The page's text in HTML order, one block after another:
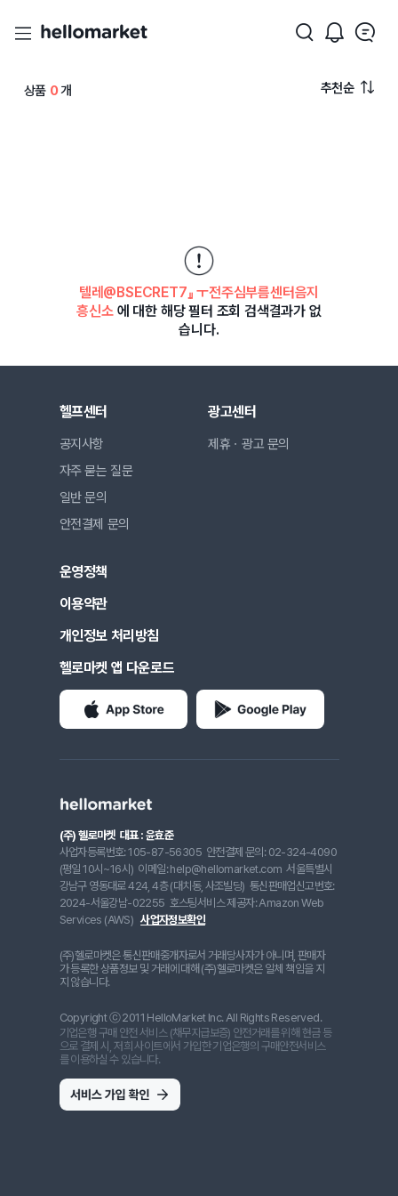
상품 0개 추천순
텔레@BSECRET7』 ㅜ전주심부름센터음지
흥신소 에 대한 해당 필터 조회 검색결과가 없
습니다.
헬프센터
공지사항
자주 묻는 질문
일반 문의
안전결제 문의
광고센터
제휴ㆍ광고 문의
운영정책
이용약관
개인정보 처리방침
헬로마켓 앱 다운로드
(주) 헬로마켓 대표 : 윤효준
사업자등록번호: 105-87-56305 안전결제 문의: 02-324-4090
(평일 10시~16시) 이메일: help@hellomarket.com 서울특별시
강남구 영동대로 424, 4층 (대치동, 사조빌딩) 통신판매업신고번호:
2024-서울강남-02255 호스팅서비스 제공자: Amazon Web
Services (AWS) 사업자정보확인
(주)헬로마켓은 통신판매중개자로서 거래당사자가 아니며, 판매자
가 등록한 상품정보 및 거래에 대해 (주)헬로마켓은 일체 책임을 지
지 않습니다.
Copyright ⓒ 2011 HelloMarket Inc. All Rights Reserved.
기업은행 구매 안전 서비스 (채무지급보증) 안전거래를 위해 현금 등
으로 결제 시, 저희 사이트에서 가입한 기업은행의 구매안전서비스
를 이용하실 수 있습니다.